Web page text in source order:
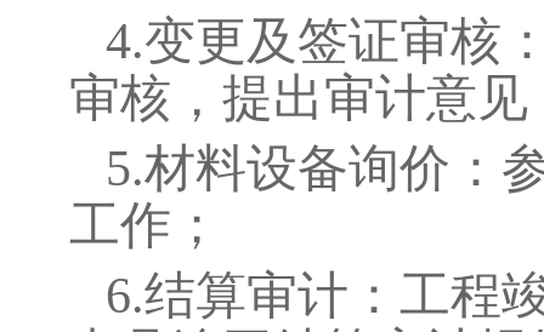
4.变更及签证审核
审核，提出审计意见
5.材料设备询价：
工作；
6.结算审计：工程